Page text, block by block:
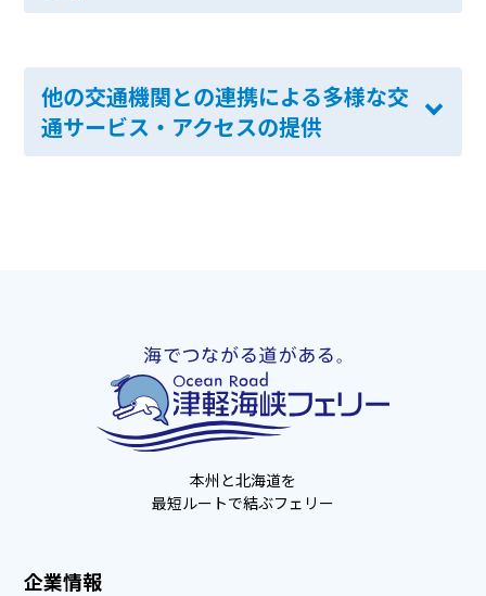
他の交通機関との連携による多様な交
通サービス・アクセスの提供
本州と北海道を
最短ルートで結ぶフェリー
企業情報